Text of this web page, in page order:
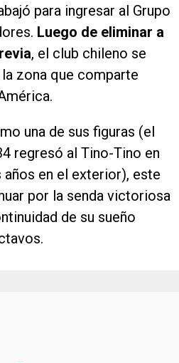
para ingresar al Grupo
Luego de eliminar a
, el club chileno se
zona que comparte
una de sus figuras (el
regresó al Tino-Tino en
en el exterior), este
por la senda victoriosa
de su sueño